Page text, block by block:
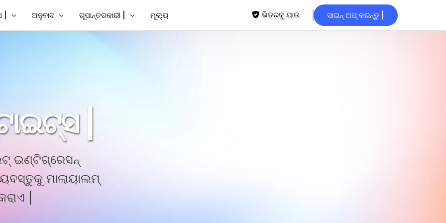
ଅନୁବାଦକ
|
ଅନୁବାଦ ରୂପାନ୍ତରକାରୀ |
SRT ସମ୍ପାଦକ |
VTT ରୁ SRT
ମୂଲ୍ୟ ଭିତରକୁ ଯାଉ ସାଇନ୍ ଅପ୍ କରନ୍ତୁ |
|
ଇଣ୍ଟିଗ୍ରେସନ୍
ମାଲାୟାଲମ୍
|